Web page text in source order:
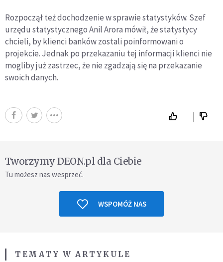
Rozpoczął też dochodzenie w sprawie statystyków. Szef
urzędu statystycznego Anil Arora mówił, że statystycy
chcieli, by klienci banków zostali poinformowani o
projekcie. Jednak po przekazaniu tej informacji klienci nie
mogliby już zastrzec, że nie zgadzają się na przekazanie
swoich danych.
Tworzymy DEON.pl dla Ciebie
Tu możesz nas wesprzeć.
WSPOMÓŻ NAS
TEMATY W ARTYKULE